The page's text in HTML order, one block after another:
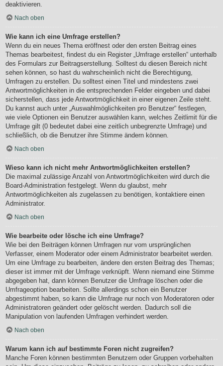
deaktivieren.
Nach oben
Wie kann ich eine Umfrage erstellen?
Wenn du ein neues Thema eröffnest oder den ersten Beitrag eines
Themas bearbeitest, findest du ein Register „Umfrage erstellen“ unterhalb
des Formulars zur Beitragserstellung. Solltest du diesen Bereich nicht
sehen können, so hast du wahrscheinlich nicht die Berechtigung,
Umfragen zu erstellen. Du solltest einen Titel und mindestens zwei
Antwortmöglichkeiten in die entsprechenden Felder eingeben und dabei
sicherstellen, dass jede Antwortmöglichkeit in einer eigenen Zeile steht.
Du kannst auch unter „Auswahlmöglichkeiten pro Benutzer“ festlegen,
wie viele Optionen ein Benutzer auswählen kann, welches Zeitlimit für die
Umfrage gilt (0 bedeutet dabei eine zeitlich unbegrenzte Umfrage) und
schließlich, ob die Benutzer ihre Stimme ändern können.
Nach oben
Wieso kann ich nicht mehr Antwortmöglichkeiten erstellen?
Die maximal zulässige Anzahl von Antwortmöglichkeiten wird durch die
Board-Administration festgelegt. Wenn du glaubst, mehr
Antwortmöglichkeiten als zugelassen zu benötigen, kontaktiere einen
Administrator.
Nach oben
Wie bearbeite oder lösche ich eine Umfrage?
Wie bei den Beiträgen können Umfragen nur vom ursprünglichen
Verfasser, einem Moderator oder einem Administrator bearbeitet werden.
Um eine Umfrage zu bearbeiten, ändere den ersten Beitrag des Themas;
dieser ist immer mit der Umfrage verknüpft. Wenn niemand eine Stimme
abgegeben hat, dann können Benutzer die Umfrage löschen oder die
Umfrageoption bearbeiten. Sollte allerdings schon ein Benutzer
abgestimmt haben, so kann die Umfrage nur noch von Moderatoren oder
Administratoren geändert oder gelöscht werden. Dadurch soll die
Manipulation von laufenden Umfragen verhindert werden.
Nach oben
Warum kann ich auf bestimmte Foren nicht zugreifen?
Manche Foren können bestimmten Benutzern oder Gruppen vorbehalten